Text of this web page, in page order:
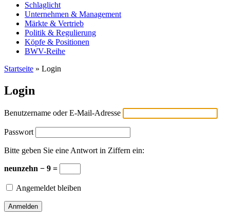
Schlaglicht
Unternehmen & Management
Märkte & Vertrieb
Politik & Regulierung
Köpfe & Positionen
BWV-Reihe
Startseite » Login
Login
Benutzername oder E-Mail-Adresse
Passwort
Bitte geben Sie eine Antwort in Ziffern ein:
neunzehn − 9 =
Angemeldet bleiben